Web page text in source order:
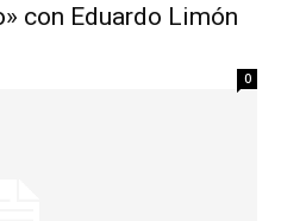
con Eduardo Limón
0